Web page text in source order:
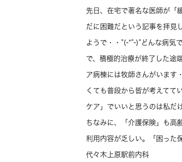
先日、在宅で著名な医師が「
だに困難だという記事を拝見
ようで・・”(-“”-)”どんな病
で、積極的治療が終了した途
ア病棟には牧師さんがいます
くても普段から皆が考えてて
ケア」でいいと思うのは私だ
ちなみに、「介護保険」も高
利用内容が乏しい。「困った
代々木上原駅前内科